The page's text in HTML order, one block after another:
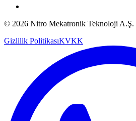
© 2026 Nitro Mekatronik Teknoloji A.Ş.
Gizlilik PolitikasıKVKK